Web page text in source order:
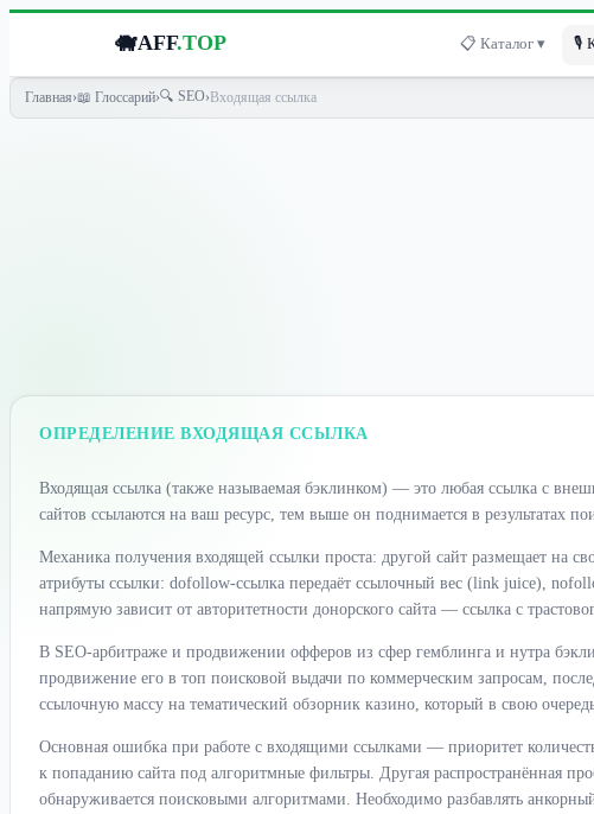
🐗AFF.TOP 📋 Каталог ▾ 🎙
Главная›📖 Глоссарий›🔍 SEO› Входящая ссылка
ОПРЕДЕЛЕНИЕ ВХОДЯЩАЯ ССЫЛКА
Входящая ссылка (также называемая бэклинком) — это любая ссылка с
сайтов ссылаются на ваш ресурс, тем выше он поднимается в результатах
Механика получения входящей ссылки проста: другой сайт размещает на
атрибуты ссылки: dofollow-ссылка передаёт ссылочный вес (link juice),
напрямую зависит от авторитетности донорского сайта — ссылка с
В SEO-арбитраже и продвижении офферов из сфер гемблинга и нутра
продвижение его в топ поисковой выдачи по коммерческим запросам,
ссылочную массу на тематический обзорник казино, который в свою
Основная ошибка при работе с входящими ссылками — приоритет
к попаданию сайта под алгоритмные фильтры. Другая распространённая
обнаруживается поисковыми алгоритмами. Необходимо разбавлять